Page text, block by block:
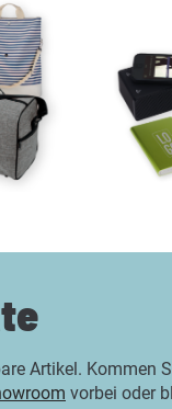
Artikel.
vorbei oder